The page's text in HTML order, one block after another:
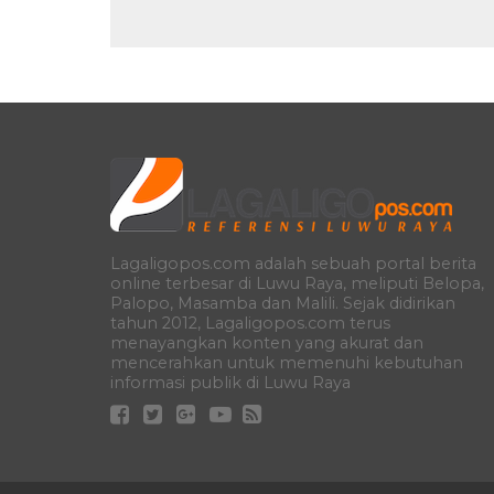
Lagaligopos.com adalah sebuah portal berita
online terbesar di Luwu Raya, meliputi Belopa,
Palopo, Masamba dan Malili. Sejak didirikan
tahun 2012, Lagaligopos.com terus
menayangkan konten yang akurat dan
mencerahkan untuk memenuhi kebutuhan
informasi publik di Luwu Raya